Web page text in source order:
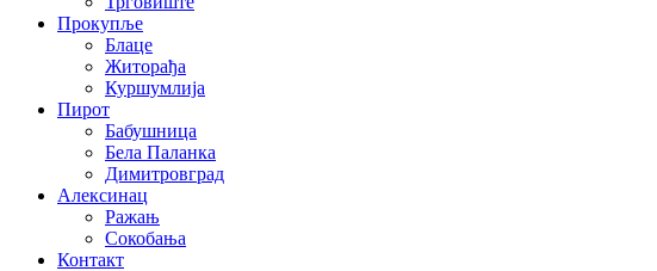
Прокупље
Блаце
Житорађа
Куршумлија
Пирот
Бабушница
Бела Паланка
Димитровград
Алексинац
Ражањ
Сокобања
Контакт